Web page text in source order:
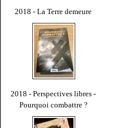
2018 - La Terre demeure
2018 - Perspectives libres -
Pourquoi combattre ?